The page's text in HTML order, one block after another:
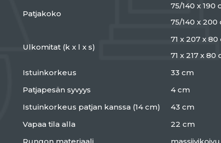
Patjakoko
75/140 x 190
75/140 x 200
Ulkomitat (k x l x s)
71 x 207 x 80
71 x 217 x 80
Istuinkorkeus
33 cm
Patjapesän syvyys
4 cm
Istuinkorkeus patjan kanssa (14 cm)
43 cm
Vapaa tila alla
22 cm
Rungon materiaali
massiivikoivu